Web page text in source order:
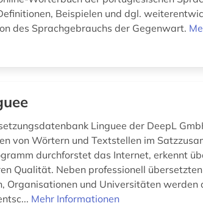
Beispielen und dgl.
des Sprachgebrauchs der Gegenwart.
Linguee der DeepL
von Wörtern und Textstellen im
durchforstet das Internet, erkennt
Qualität. Neben professionell
Organisationen und Universitäten werden
Mehr Informationen